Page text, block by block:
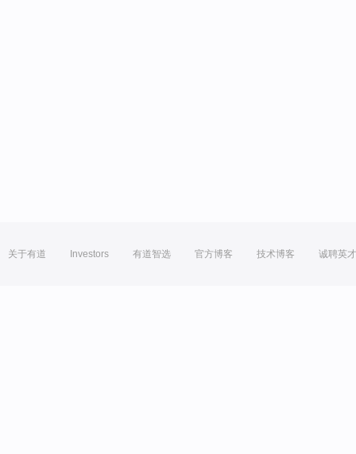
关于有道 Investors 有道智选 官方博客 技术博客 诚聘英才